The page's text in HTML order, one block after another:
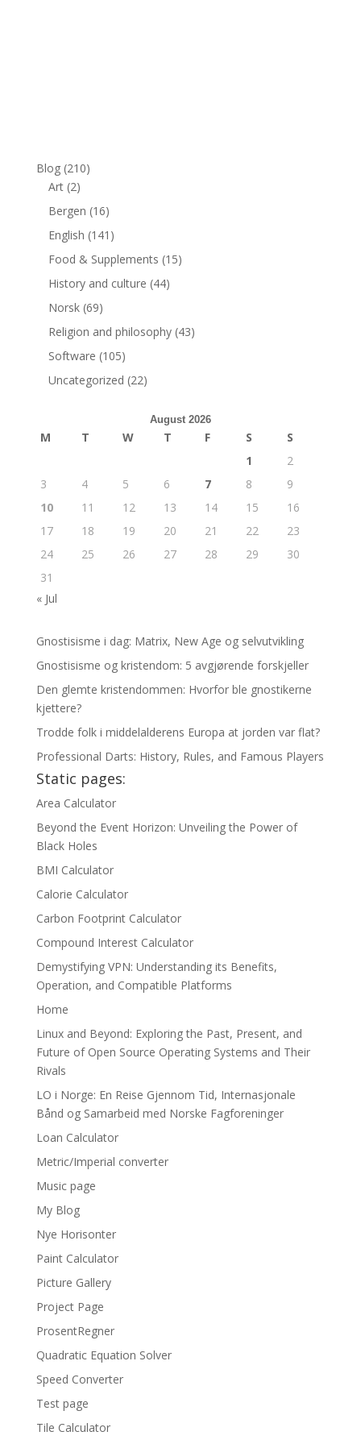
Blog(210)
Art(2)
Bergen (16)
English (141)
Food & Supplements (15)
History and culture (44)
Norsk(69)
Religion and philosophy(43)
Software (105)
Uncategorized (22)
August 2026
M T W T F S
S
1
2
3
4 5 6 7 8
9
10
11 12 13 14 15
16
17
18 19 20 21 22
23
24
25 26 27 28 29
30
31
« Jul
Gnostisisme i dag: Matrix, New Age og selvutvikling
Gnostisisme og kristendom: 5 avgjørende forskjeller
Den glemte kristendommen: Hvorfor ble gnostikerne
kjettere?
Trodde folk i middelalderens Europa at jorden var flat?
Professional Darts: History, Rules, and Famous Players
Static pages:
Area Calculator
Beyond the Event Horizon: Unveiling the Power of
Black Holes
BMI Calculator
Calorie Calculator
Carbon Footprint Calculator
Compound Interest Calculator
Demystifying VPN: Understanding its Benefits,
Operation, and Compatible Platforms
Home
Linux and Beyond: Exploring the Past, Present, and
Future of Open Source Operating Systems and Their
Rivals
LO i Norge: En Reise Gjennom Tid, Internasjonale
Bånd og Samarbeid med Norske Fagforeninger
Loan Calculator
Metric/Imperial converter
Music page
My Blog
Nye Horisonter
Paint Calculator
Picture Gallery
Project Page
ProsentRegner
Quadratic Equation Solver
Speed Converter
Test page
Tile Calculator